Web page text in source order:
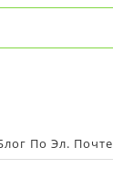
По Эл. Почте